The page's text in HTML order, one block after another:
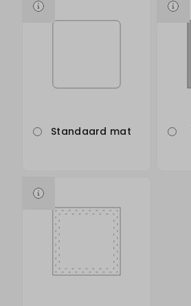
Standaard mat